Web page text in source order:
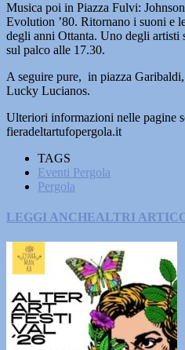
Musica poi in Piazza Fulvi:
Evolution ’80. Ritornano i suoni e
degli anni Ottanta. Uno degli artisti
sul palco alle 17.30.
A seguire pure, in piazza
Lucky Lucianos.
Ulteriori informazioni nelle pagine
fieradeltartufopergola.it
TAGS
Eventi Pergola
Pergola
LEGGI ANCHEALTRI